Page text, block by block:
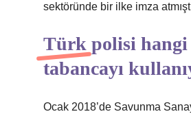
sektöründe bir ilke imza
Türk polisi hangi
tabancayı
Ocak 2018’de Savunma